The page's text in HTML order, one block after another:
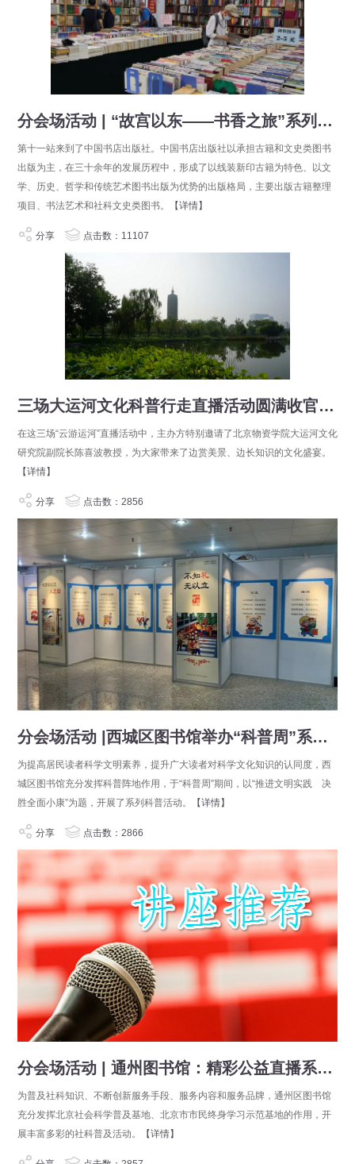
分会场活动 | “故宫以东——书香之旅”系列读者选书活动第十一站即将举办
第十一站来到了中国书店出版社。中国书店出版社以承担古籍和文史类图书
出版为主，在三十余年的发展历程中，形成了以线装新印古籍为特色、以文
学、历史、哲学和传统艺术图书出版为优势的出版格局，主要出版古籍整理
项目、书法艺术和社科文史类图书。
【详情】
分享 点击数：11107
三场大运河文化科普行走直播活动圆满收官，一起回顾！
在这三场“云游运河”直播活动中，主办方特别邀请了北京物资学院大运河文化
研究院副院长陈喜波教授，为大家带来了边赏美景、边长知识的文化盛宴。
【详情】
分享 点击数：2856
分会场活动 |西城区图书馆举办“科普周”系列主题活动
为提高居民读者科学文明素养，提升广大读者对科学文化知识的认同度，西
城区图书馆充分发挥科普阵地作用，于“科普周”期间，以“推进文明实践 决
胜全面小康”为题，开展了系列科普活动。
【详情】
分享 点击数：2866
分会场活动 | 通州图书馆：精彩公益直播系列讲座
为普及社科知识、不断创新服务手段、服务内容和服务品牌，通州区图书馆
充分发挥北京社会科学普及基地、北京市市民终身学习示范基地的作用，开
展丰富多彩的社科普及活动。
【详情】